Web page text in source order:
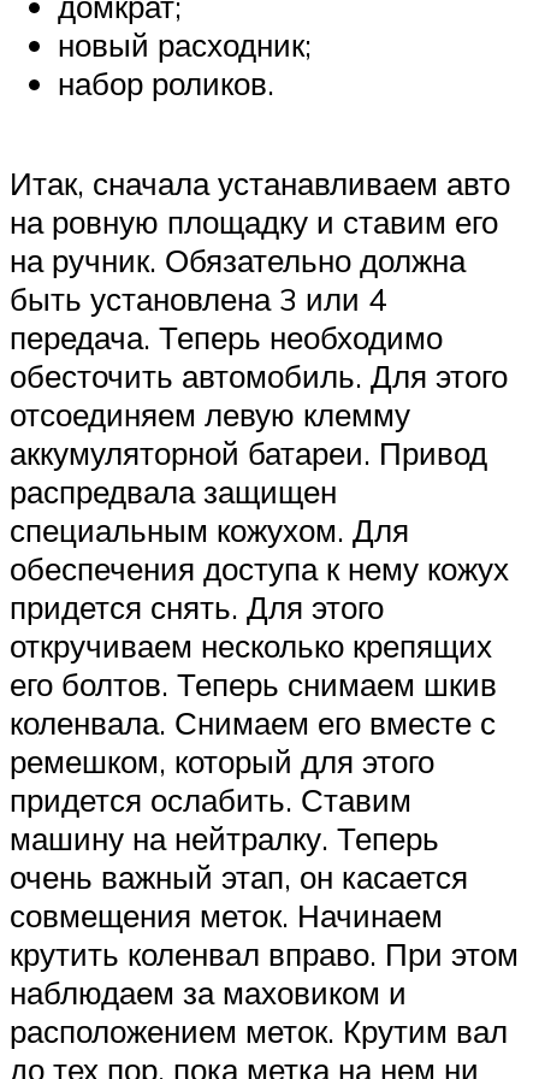
новый расходник;
набор роликов.
Итак, сначала устанавливаем авто
на ровную площадку и ставим его
на ручник. Обязательно должна
быть установлена 3 или 4
передача. Теперь необходимо
обесточить автомобиль. Для этого
отсоединяем левую клемму
аккумуляторной батареи. Привод
распредвала защищен
специальным кожухом. Для
обеспечения доступа к нему кожух
придется снять. Для этого
откручиваем несколько крепящих
его болтов. Теперь снимаем шкив
коленвала. Снимаем его вместе с
ремешком, который для этого
придется ослабить. Ставим
машину на нейтралку. Теперь
очень важный этап, он касается
совмещения меток. Начинаем
крутить коленвал вправо. При этом
наблюдаем за маховиком и
расположением меток. Крутим вал
до тех пор, пока метка на нем ни